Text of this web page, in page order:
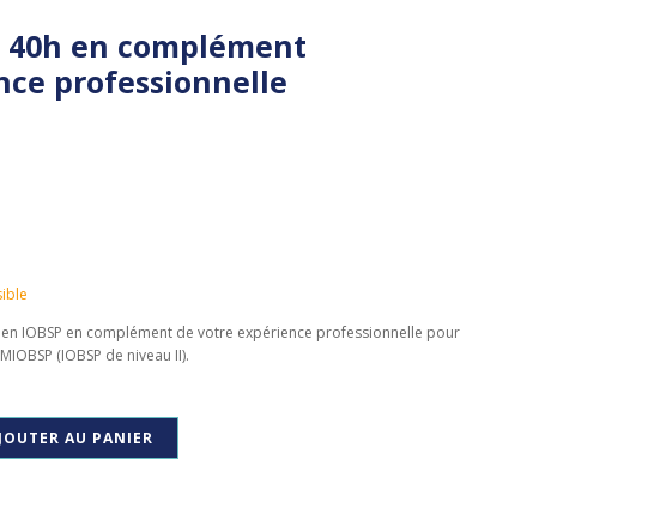
40h en complément
professionnelle
IOBSP en complément de votre expérience professionnelle pour
(IOBSP de niveau II).
AU PANIER